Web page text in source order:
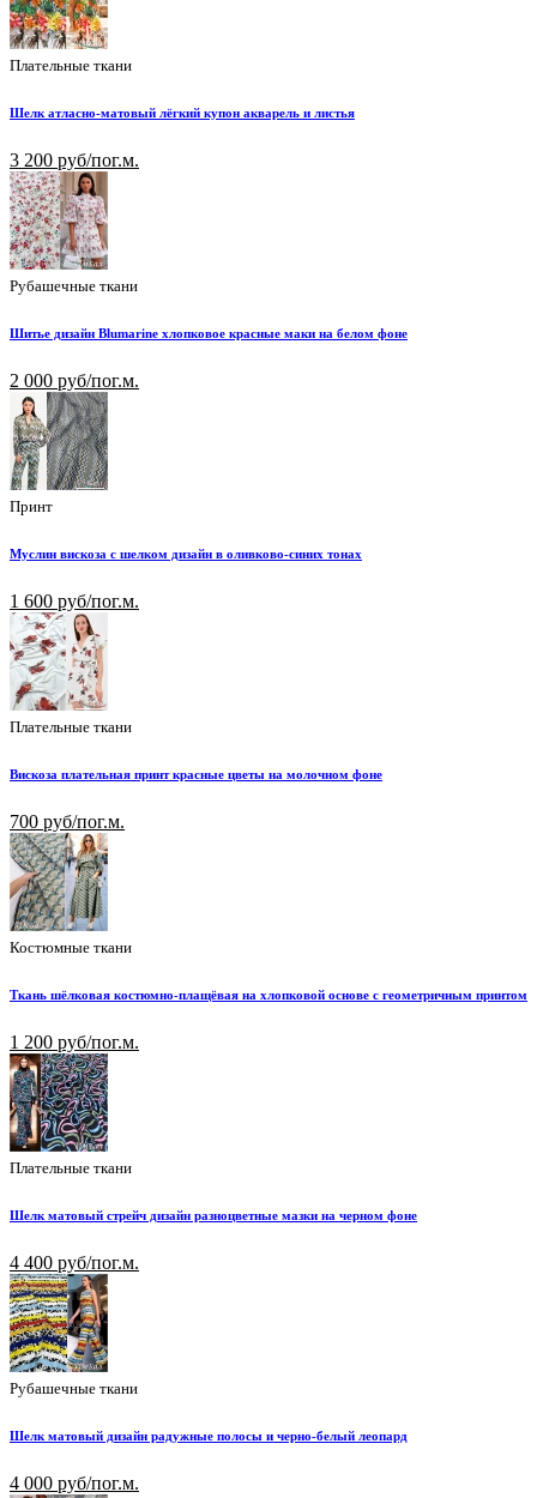
Плательные ткани
Шелк атласно-матовый лёгкий купон акварель и листья
3 200 руб/пог.м.
Рубашечные ткани
Шитье дизайн Blumarine хлопковое красные маки на белом фоне
2 000 руб/пог.м.
Принт
Муслин вискоза с шелком дизайн в оливково-синих тонах
1 600 руб/пог.м.
Плательные ткани
Вискоза плательная принт красные цветы на молочном фоне
700 руб/пог.м.
Костюмные ткани
Ткань шёлковая костюмно-плащёвая на хлопковой основе с геометричным принтом
1 200 руб/пог.м.
Плательные ткани
Шелк матовый стрейч дизайн разноцветные мазки на черном фоне
4 400 руб/пог.м.
Рубашечные ткани
Шелк матовый дизайн радужные полосы и черно-белый леопард
4 000 руб/пог.м.